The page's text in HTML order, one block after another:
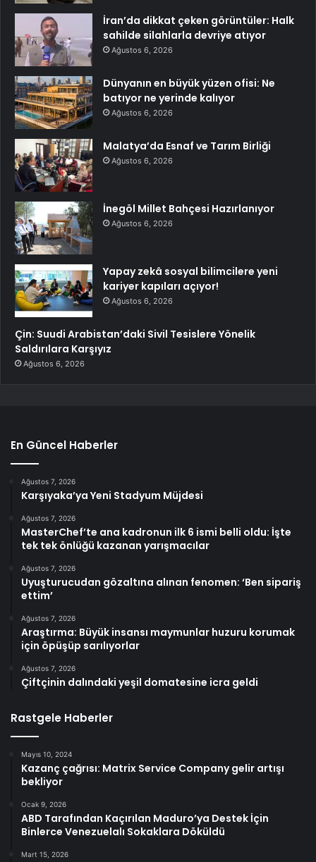
İran’da dikkat çeken görüntüler: Halk
sahilde silahlarla devriye atıyor
Ağustos 6, 2026
Dünyanın en büyük yüzen ofisi: Ne
batıyor ne yerinde kalıyor
Ağustos 6, 2026
Malatya’da Esnaf ve Tarım Birliği
Ağustos 6, 2026
İnegöl Millet Bahçesi Hazırlanıyor
Ağustos 6, 2026
Yapay zekâ sosyal bilimcilere yeni
kariyer kapıları açıyor!
Ağustos 6, 2026
Çin: Suudi Arabistan’daki Sivil Tesislere Yönelik
Saldırılara Karşıyız
Ağustos 6, 2026
En Güncel Haberler
Ağustos 7, 2026
Karşıyaka’ya Yeni Stadyum Müjdesi
Ağustos 7, 2026
MasterChef’te ana kadronun ilk 6 ismi belli oldu: İşte
tek tek önlüğü kazanan yarışmacılar
Ağustos 7, 2026
Uyuşturucudan gözaltına alınan fenomen: ‘Ben sipariş
ettim’
Ağustos 7, 2026
Araştırma: Büyük insansı maymunlar huzuru korumak
için öpüşüp sarılıyorlar
Ağustos 7, 2026
Çiftçinin dalındaki yeşil domatesine icra geldi
Rastgele Haberler
Mayıs 10, 2024
Kazanç çağrısı: Matrix Service Company gelir artışı
bekliyor
Ocak 9, 2026
ABD Tarafından Kaçırılan Maduro’ya Destek İçin
Binlerce Venezuelalı Sokaklara Döküldü
Mart 15, 2026